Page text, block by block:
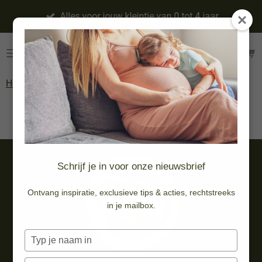
Schrijf je in voor onze nieuwsbrief
Ontvang inspiratie, exclusieve tips & acties, rechtstreeks
in je mailbox.
Typ
je
direct
de
hoofdinhoud
Alles voor jouw kleintje van 0 tot 4 jaar
Home » Eten & drinken » Aan tafel » Borden
Borden